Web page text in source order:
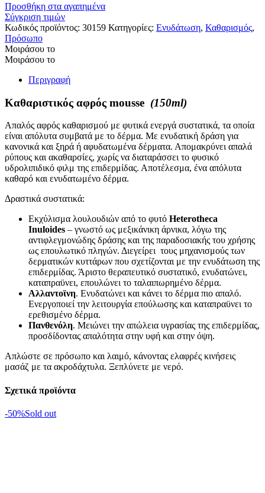
Προσθήκη στα αγαπημένα
Σύγκριση τιμών
Κωδικός προϊόντος: 30159 Κατηγορίες: Ενυδάτωση, Καθαρισμός,
Πρόσωπο
Μοιράσου το
Μοιράσου το
Περιγραφή
Καθαριστικός αφρός mousse (150ml)
Απαλός αφρός καθαρισμού με φυτικά ενεργά συστατικά, τα οποία
είναι απόλυτα συμβατά με το δέρμα. Με ενυδατική δράση για
κανονικά και ξηρά ή αφυδατωμένα δέρματα. Απομακρύνει απαλά
ρύπους και ακαθαρσίες, χωρίς να διαταράσσει το φυσικό
υδρολιπιδικό φιλμ της επιδερμίδας. Αποτέλεσμα, ένα απόλυτα
καθαρό και ενυδατωμένο δέρμα.
Δραστικά συστατικά:
Εκχύλισμα λουλουδιών από το φυτό Heterotheca
Inuloides – γνωστό ως μεξικάνικη άρνικα, λόγω της
αντιφλεγμονώδης δράσης και της παραδοσιακής του χρήσης
ως επουλωτικό πληγών. Διεγείρει τους μηχανισμούς των
δερματικών κυττάρων που σχετίζονται με την ενυδάτωση της
επιδερμίδας. Άριστο θεραπευτικό συστατικό, ενυδατώνει,
καταπραϋνει, επουλώνει το ταλαιπωρημένο δέρμα.
Αλλαντοϊνη. Ενυδατώνει και κάνει το δέρμα πιο απαλό.
Ενεργοποιεί την λειτουργία επούλωσης και καταπραϋνει το
ερεθισμένο δέρμα.
Πανθενόλη. Μειώνει την απώλεια υγρασίας της επιδερμίδας,
προσδίδοντας απαλότητα στην υφή και στην όψη.
Απλώστε σε πρόσωπο και λαιμό, κάνοντας ελαφρές κινήσεις
μασάζ με τα ακροδάχτυλα. Ξεπλύνετε με νερό.
Σχετικά προϊόντα
-50%Sold out